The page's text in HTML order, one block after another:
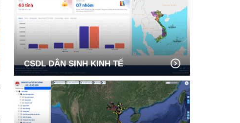
CSDL DÂN SINH KINH TẾ